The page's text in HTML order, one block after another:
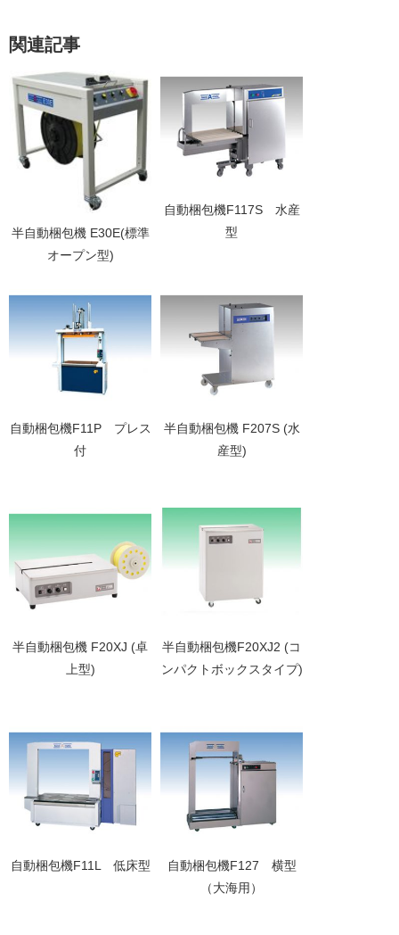
関連記事
半自動梱包機 E30E(標準
オープン型)
自動梱包機F117S 水産
型
自動梱包機F11P プレス
付
半自動梱包機 F207S (水
産型)
半自動梱包機 F20XJ (卓
上型)
半自動梱包機F20XJ2 (コ
ンパクトボックスタイプ)
自動梱包機F11L 低床型
自動梱包機F127 横型
（大海用）